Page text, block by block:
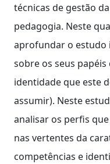
técnicas de gestão
pedagogia. Neste
aprofundar o estudo
sobre os seus
identidade que este
assumir). Neste
analisar os perfis
nas vertentes da
competências e